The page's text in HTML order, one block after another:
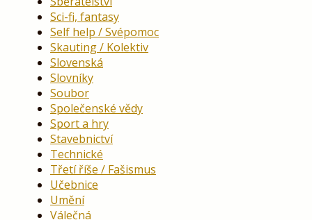
Sci-fi, fantasy
Self help / Svépomoc
Skauting / Kolektiv
Slovenská
Slovníky
Soubor
Společenské vědy
Sport a hry
Stavebnictví
Technické
Třetí říše / Fašismus
Učebnice
Umění
Válečná